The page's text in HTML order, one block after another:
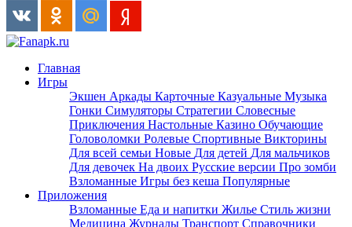
Главная
Игры
Экшен Аркады Карточные Казуальные Музыка
Гонки Симуляторы Стратегии Словесные
Приключения Настольные Казино Обучающие
Головоломки Ролевые Спортивные Викторины
Для всей семьи Новые Для детей Для мальчиков
Для девочек На двоих Русские версии Про зомби
Взломанные Игры без кеша Популярные
Приложения
Взломанные Еда и напитки Жилье Стиль жизни
Медицина Журналы Транспорт Справочники